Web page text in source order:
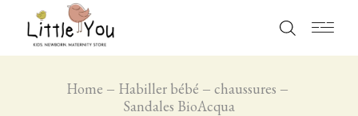
Home Habiller bébé
chaussures
Sandales BioAcqua